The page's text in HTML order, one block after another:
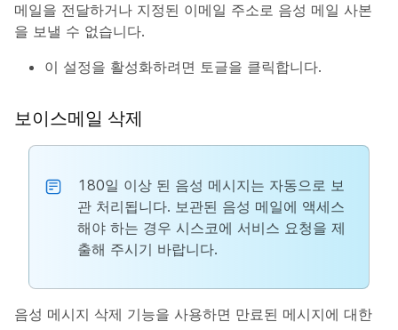
메일을 전달하거나 지정된 이메일 주소로 음성 메일 사본
을 보낼 수 없습니다.
이 설정을 활성화하려면 토글을 클릭합니다.
보이스메일 삭제
180일 이상 된 음성 메시지는 자동으로 보
관 처리됩니다. 보관된 음성 메일에 액세스
해야 하는 경우 시스코에 서비스 요청을 제
출해 주시기 바랍니다.
음성 메시지 삭제 기능을 사용하면 만료된 메시지에 대한